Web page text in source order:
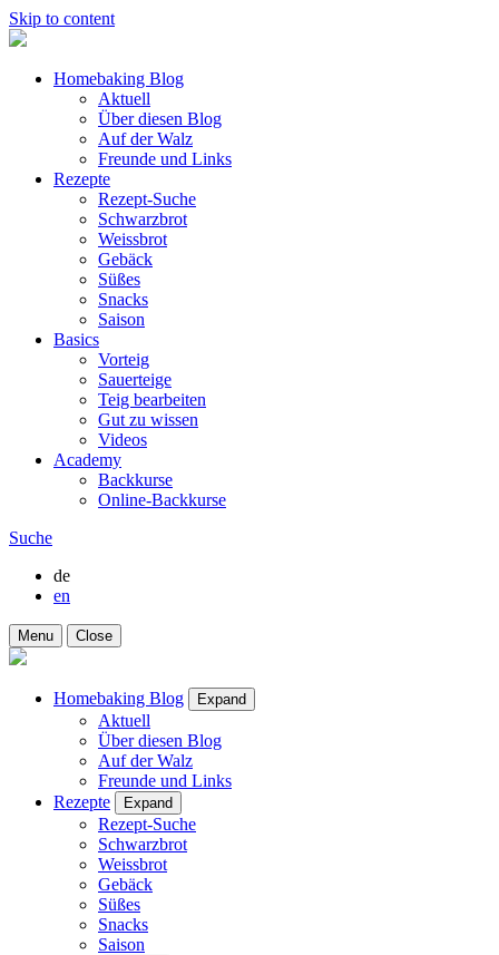
Skip to content
Homebaking Blog
Aktuell
Über diesen Blog
Auf der Walz
Freunde und Links
Rezepte
Rezept-Suche
Schwarzbrot
Weissbrot
Gebäck
Süßes
Snacks
Saison
Basics
Vorteig
Sauerteige
Teig bearbeiten
Gut zu wissen
Videos
Academy
Backkurse
Online-Backkurse
Suche
de
en
Menu Close
Homebaking Blog Expand
Aktuell
Über diesen Blog
Auf der Walz
Freunde und Links
Rezepte
Expand
Rezept-Suche
Schwarzbrot
Weissbrot
Gebäck
Süßes
Snacks
Saison